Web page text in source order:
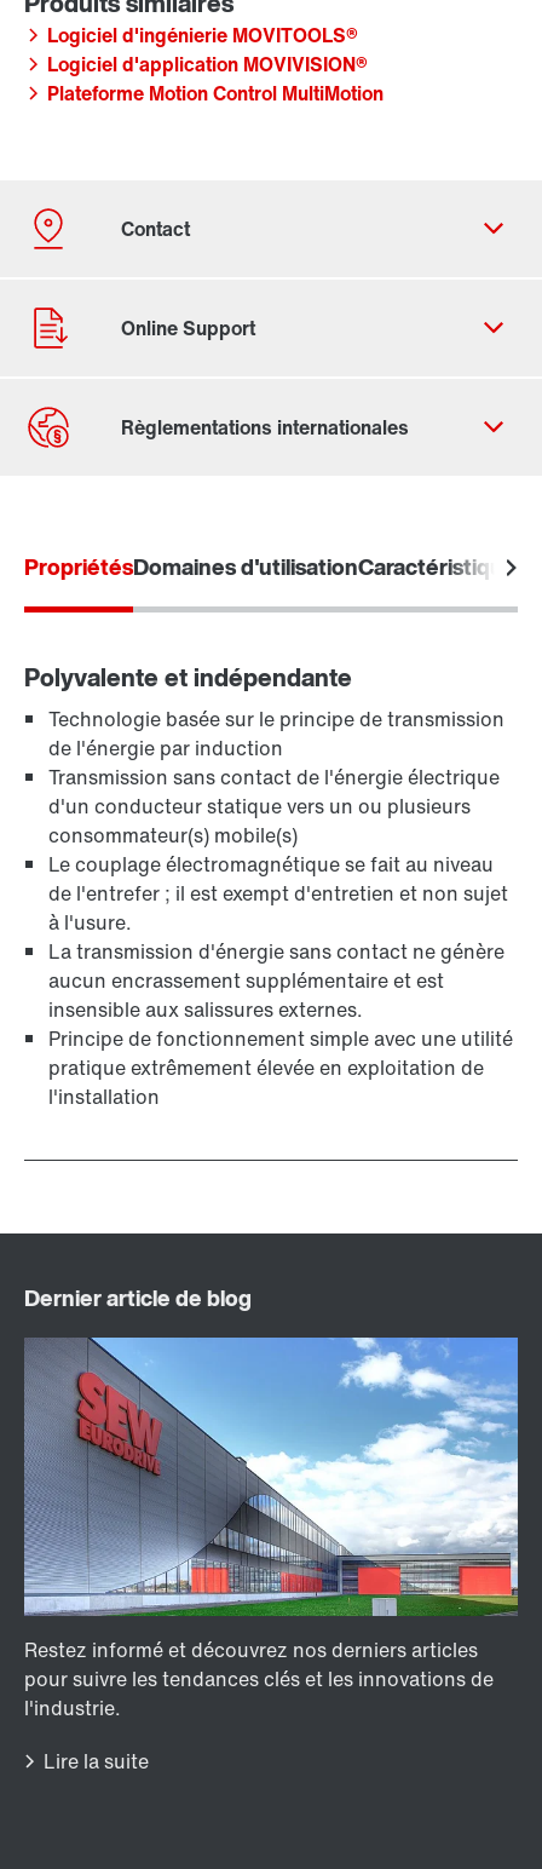
Logiciel d'ingénierie MOVITOOLS®
Logiciel d'application MOVIVISION®
Plateforme Motion Control MultiMotion
Adresses dans le monde
PropriétésDomaines d'utilisationCaractéristiques
Polyvalente et indépendante
Technologie basée sur le principe de transmission
de l'énergie par induction
Transmission sans contact de l'énergie électrique
d'un conducteur statique vers un ou plusieurs
consommateur(s) mobile(s)
Le couplage électromagnétique se fait au niveau
de l'entrefer ; il est exempt d'entretien et non sujet
à l'usure.
La transmission d'énergie sans contact ne génère
aucun encrassement supplémentaire et est
insensible aux salissures externes.
Principe de fonctionnement simple avec une utilité
pratique extrêmement élevée en exploitation de
l'installation